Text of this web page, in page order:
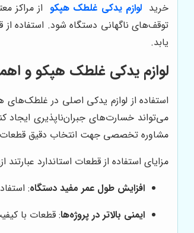
خرید لوازم یدکی غلطک هپکو از مراکز
توقف‌های ناگهانی دستگاه شود. استفاده
یابد.
لوازم یدکی غلطک هپکو و
استفاده از لوازم یدکی اصلی در
می‌تواند خسارت‌های جبران‌ناپذیری ایجاد
مشاوره تخصصی جهت انتخاب دقیق قطعات
مزایای استفاده از قطعات استاندارد عبارتند
افزایش طول عمر مفید دستگاه:
ایمنی بالاتر در پروژه‌ها: قطعات با